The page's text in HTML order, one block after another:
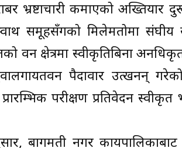
भ्रष्टाचारी कमाएको
समूहसँगको मिलेमतोमा
वन क्षेत्रमा स्वीकृतिबिना
पैदावार उत्खनन्
परीक्षण प्रतिवेदन
बागमती नगर